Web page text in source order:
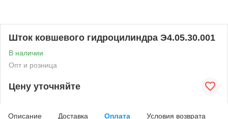
Шток ковшевого гидроцилиндра Э4.05.30.001
В наличии
Опт и розница
Цену уточняйте
Описание Доставка Оплата Условия возврата